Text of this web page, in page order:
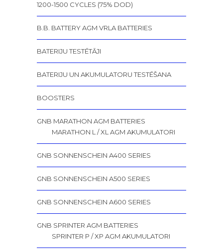
1200-1500 CYCLES (75% DOD)
B.B. BATTERY AGM VRLA BATTERIES
BATERIJU TESTĒTĀJI
BATERIJU UN AKUMULATORU TESTĒŠANA
BOOSTERS
GNB MARATHON AGM BATTERIES
MARATHON L / XL AGM AKUMULATORI
GNB SONNENSCHEIN A400 SERIES
GNB SONNENSCHEIN A500 SERIES
GNB SONNENSCHEIN A600 SERIES
GNB SPRINTER AGM BATTERIES
SPRINTER P / XP AGM AKUMULATORI